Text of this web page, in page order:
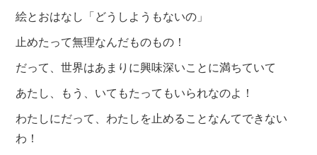
絵とおはなし「どうしようもないの」
止めたって無理なんだものもの！
だって、世界はあまりに興味深いことに満ちていて
あたし、もう、いてもたってもいられなのよ！
わたしにだって、わたしを止めることなんてできない
わ！